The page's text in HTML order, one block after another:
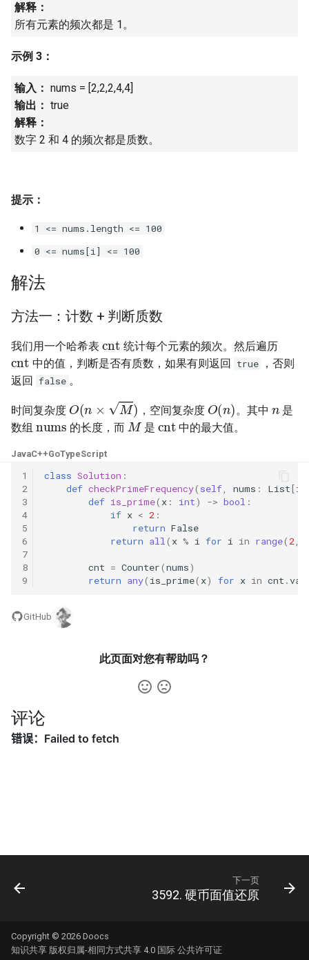
17. 打印从 1 到最大的 n 位数
18. 删除链表的节点
19. 正则表达式匹配
20. 表示数值的字符串
21. 调整数组顺序使奇数位于
22. 链表中倒数第 k 个节点
24. 反转链表
28. 对称的二叉树
29. 顺时针打印矩阵
30. 包含 min 函数的栈
31. 栈的压入、弹出序列
32.1. 从上到下打印二叉树
32.2. 从上到下打印二叉树 II
32.3. 从上到下打印二叉树 III
33. 二叉搜索树的后序遍历序
列
34. 二叉树中和为某一值的路
35. 复杂链表的复制
36. 二叉搜索树与双向链表
的数字
40. 最小的 k 个数
15. 字符串中的所有变位词
16. 不含重复字符的最长子字
符串
17. 含有所有字符的最短字符
串
18. 有效的回文
文
20. 回文子字符串的个数
点
22. 链表中环的入口节点
23. 两个链表的第一个重合节
点
24. 反转链表
25. 链表中的两数相加
26. 重排链表
27. 回文链表
28. 展平多级双向链表
29. 排序的循环链表
30. 插入、删除和随机访问都
是 O(1) 的容器
31. 最近最少使用缓存
33. 变位词组
37. 小行星碰撞
38. 每日温度
2.7. 链表相交
2.8. 环路检测
3.1. 三合一
3.2. 栈的最小值
3.3. 堆盘子
3.6. 动物收容所
4.1. 节点间通路
4.2. 最小高度树
4.3. 特定深度节点链表
4.4. 检查平衡性
4.5. 合法二叉搜索树
4.6. 后继者
4.8. 首个共同祖先
4.9. 二叉搜索树序列
4.10. 检查子树
5.1. 插入
5.2. 二进制数转字符串
5.4. 下一个数
8.2. 迷路的机器人
解释：
所有元素的频次都是 1。
示例 3：
输入： nums = [2,2,2,4,4]
输出： true
解释：
数字 2 和 4 的频次都是质数。
提示：
1 <= nums.length <= 100
0 <= nums[i] <= 100
解法
方法一：计数 + 判断质数
我们用一个哈希表 统计每个元素的频次。然后遍历
cnt
中的值，判断是否有质数，如果有则返回 true
，否则
返回 false 。
时间复杂度 O(n ×M) ，空间复杂度
O ( n)
。其中
是
数组
nums
的长度，而
M
是
cnt
中的最大值。
JavaC++GoTypeScript
1
2
3
4
5
6
7
8
9
class Solution :
def checkPrimeFrequency( self, nums : List[
def is_prime( x : int) -> bool :
if x < 2 :
return False
return all( x % i for i in range(2,
cnt = Counter(nums)
return any( is_prime( x) for x in cnt .
GitHub
此页面对您有帮助吗？
评论
下一页
3592. 硬币面值还原
Copyright © 2026 Doocs
知识共享 版权归属-相同方式共享 4.0 国际 公共许可证